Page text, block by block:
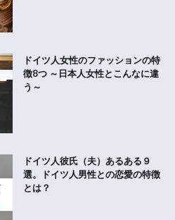
ドイツ人女性のファッションの特
徴8つ ～日本人女性とこんなに違
う～
ドイツ人彼氏（夫）あるある９
選。ドイツ人男性との恋愛の特徴
とは？